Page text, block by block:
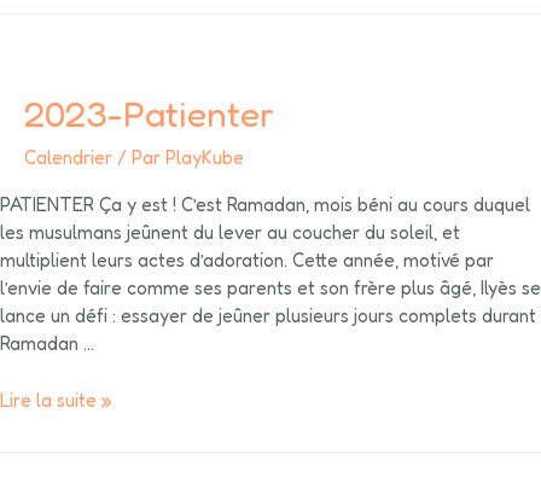
2023-Patienter
Calendrier / Par PlayKube
PATIENTER Ça y est ! C’est Ramadan, mois béni au cours duquel
les musulmans jeûnent du lever au coucher du soleil, et
multiplient leurs actes d’adoration. Cette année, motivé par
l’envie de faire comme ses parents et son frère plus âgé, Ilyès se
lance un défi : essayer de jeûner plusieurs jours complets durant
Ramadan …
Lire la suite »